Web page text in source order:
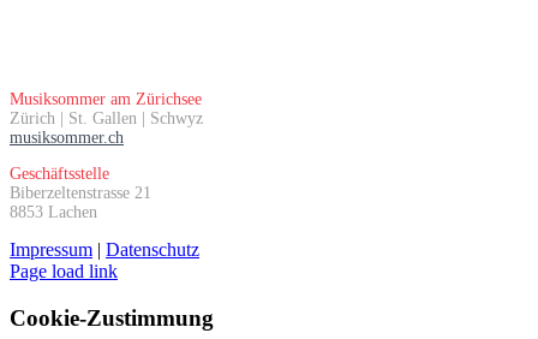
Musiksommer am Zürichsee
Zürich | St. Gallen | Schwyz
musiksommer.ch
Geschäftsstelle
Biberzeltenstrasse 21
8853 Lachen
Impressum | Datenschutz
Page load link
Cookie-Zustimmung